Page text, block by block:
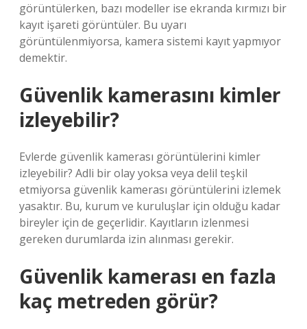
görüntülerken, bazı modeller ise ekranda kırmızı bir
kayıt işareti görüntüler. Bu uyarı
görüntülenmiyorsa, kamera sistemi kayıt yapmıyor
demektir.
Güvenlik kamerasını kimler
izleyebilir?
Evlerde güvenlik kamerası görüntülerini kimler
izleyebilir? Adli bir olay yoksa veya delil teşkil
etmiyorsa güvenlik kamerası görüntülerini izlemek
yasaktır. Bu, kurum ve kuruluşlar için olduğu kadar
bireyler için de geçerlidir. Kayıtların izlenmesi
gereken durumlarda izin alınması gerekir.
Güvenlik kamerası en fazla
kaç metreden görür?